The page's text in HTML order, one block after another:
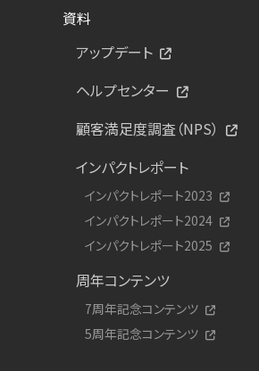
資料
アップデート
ヘルプセンター
顧客満足度調査（NPS）
インパクトレポート
インパクトレポート2023
インパクトレポート2024
インパクトレポート2025
周年コンテンツ
7周年記念コンテンツ
5周年記念コンテンツ